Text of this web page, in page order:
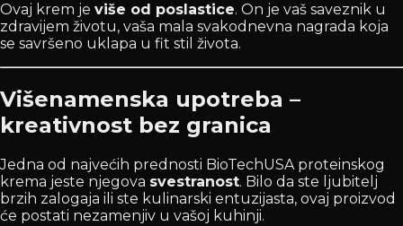
Ovaj krem je više od poslastice. On je vaš saveznik u
zdravijem životu, vaša mala svakodnevna nagrada koja
se savršeno uklapa u fit stil života.
Višenamenska upotreba –
kreativnost bez granica
Jedna od najvećih prednosti BioTechUSA proteinskog
krema jeste njegova svestranost. Bilo da ste ljubitelj
brzih zalogaja ili ste kulinarski entuzijasta, ovaj proizvod
će postati nezamenjiv u vašoj kuhinji.